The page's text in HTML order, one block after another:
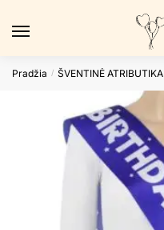
Pradžia / ŠVENTINĖ ATRIBUTIKA